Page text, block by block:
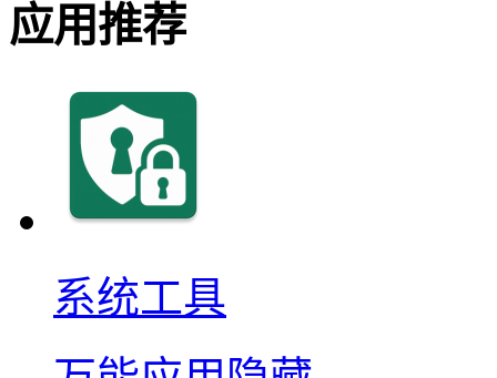
应用推荐
系统工具